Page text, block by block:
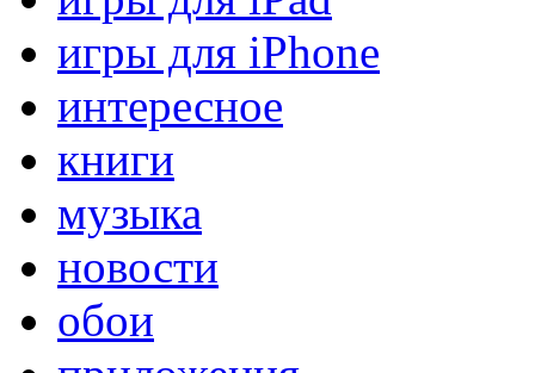
игры для iPhone
интересное
книги
музыка
новости
обои